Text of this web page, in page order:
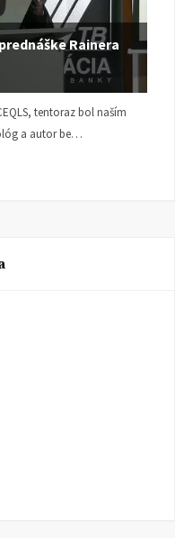
Rainera
tentoraz bol naším
a autor be…